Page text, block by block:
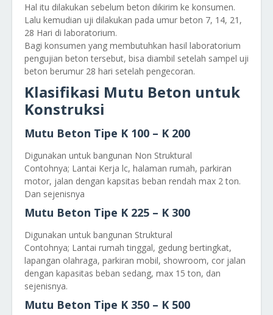
Hal itu dilakukan sebelum beton dikirim ke konsumen.
Lalu kemudian uji dilakukan pada umur beton 7, 14, 21,
28 Hari di laboratorium.
Bagi konsumen yang membutuhkan hasil laboratorium
pengujian beton tersebut, bisa diambil setelah sampel uji
beton berumur 28 hari setelah pengecoran.
Klasifikasi Mutu Beton untuk
Konstruksi
Mutu Beton Tipe K 100 – K 200
Digunakan untuk bangunan Non Struktural
Contohnya; Lantai Kerja lc, halaman rumah, parkiran
motor, jalan dengan kapsitas beban rendah max 2 ton.
Dan sejenisnya
Mutu Beton Tipe K 225 – K 300
Digunakan untuk bangunan Struktural
Contohnya; Lantai rumah tinggal, gedung bertingkat,
lapangan olahraga, parkiran mobil, showroom, cor jalan
dengan kapasitas beban sedang, max 15 ton, dan
sejenisnya.
Mutu Beton Tipe K 350 – K 500